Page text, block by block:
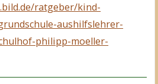
ratgeber/kind-
aushilfslehrer-
philipp-moeller-